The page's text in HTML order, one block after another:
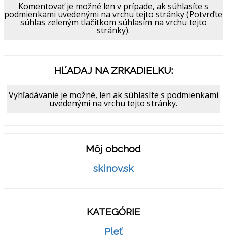
Komentovať je možné len v prípade, ak súhlasíte s
podmienkami uvedenými na vrchu tejto stránky (Potvrďte
súhlas zeleným tlačitkom súhlasím na vrchu tejto
stránky).
HĽADAJ NA ZRKADIELKU:
Vyhľadávanie je možné, len ak súhlasíte s podmienkami
uvedenými na vrchu tejto stránky.
Môj obchod
skinov.sk
KATEGÓRIE
Pleť